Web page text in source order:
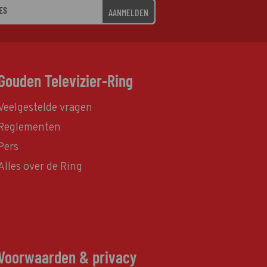
AANMELDEN
Televizier-Ring
vragen
over de Ring
& privacy